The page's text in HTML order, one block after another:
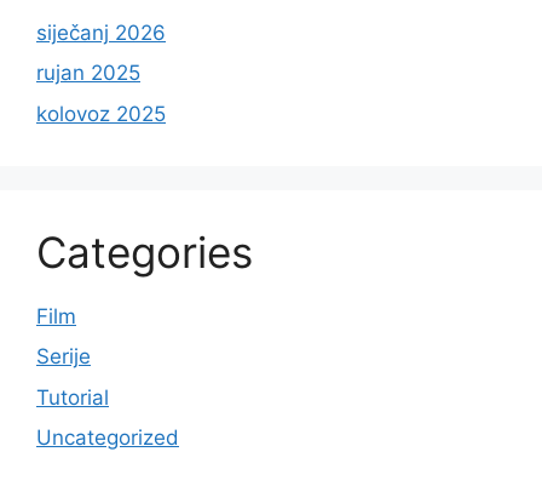
siječanj 2026
rujan 2025
kolovoz 2025
Categories
Film
Serije
Tutorial
Uncategorized